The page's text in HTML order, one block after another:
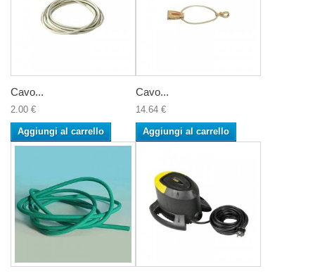
Cavo...
2.00 €
Aggiungi al carrello
Cavo...
14.64 €
Aggiungi al carrello